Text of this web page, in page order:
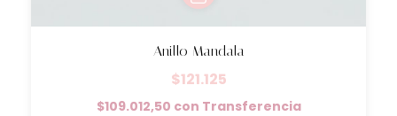
Anillo Mandala
$121.125
$109.012,50 con Transferencia